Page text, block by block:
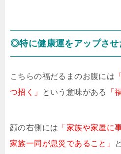
◎特に健康運をアップさせ
こちらの福だるまのお腹には
つ招く」
という意味がある 「
顔の右側には 「家族や家屋に
家族一同が息災であること」